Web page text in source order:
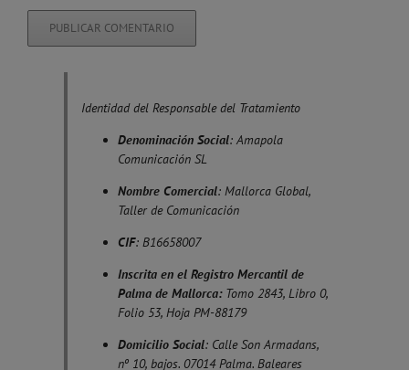
Identidad del Responsable del Tratamiento
Denominación Social: Amapola
Comunicación SL
Nombre Comercial: Mallorca Global,
Taller de Comunicación
CIF: B16658007
Inscrita en el Registro Mercantil de
Palma de Mallorca: Tomo 2843, Libro 0,
Folio 53, Hoja PM-88179
Domicilio Social: Calle Son Armadans,
nº 10, bajos. 07014 Palma. Baleares